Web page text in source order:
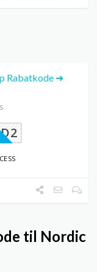
Rabatkode ➜
til Nordic